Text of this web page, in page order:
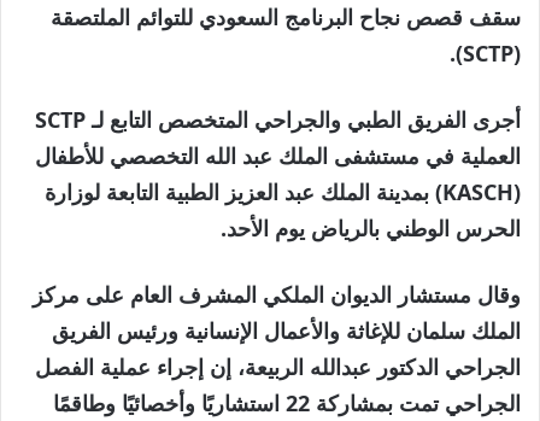
سقف قصص نجاح البرنامج السعودي للتوائم الملتصقة
(SCTP).
أجرى الفريق الطبي والجراحي المتخصص التابع لـ SCTP
العملية في مستشفى الملك عبد الله التخصصي للأطفال
(KASCH) بمدينة الملك عبد العزيز الطبية التابعة لوزارة
الحرس الوطني بالرياض يوم الأحد.
وقال مستشار الديوان الملكي المشرف العام على مركز
الملك سلمان للإغاثة والأعمال الإنسانية ورئيس الفريق
الجراحي الدكتور عبدالله الربيعة، إن إجراء عملية الفصل
الجراحي تمت بمشاركة 22 استشاريًا وأخصائيًا وطاقمًا